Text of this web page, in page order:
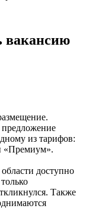
вакансию
предложение
из тарифов:
«Премиум».
доступно
Также